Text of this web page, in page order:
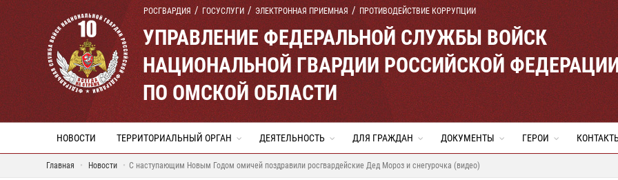
РОСГВАРДИЯ ГОСУСЛУГИ ЭЛЕКТРОННАЯ ПРИЕМНАЯ ПРОТИВОДЕЙСТВИЕ КОРРУПЦИИ
УПРАВЛЕНИЕ ФЕДЕРАЛЬНОЙ СЛУЖБЫ ВОЙСК
НАЦИОНАЛЬНОЙ ГВАРДИИ РОССИЙСКОЙ
ПО ОМСКОЙ ОБЛАСТИ
НОВОСТИ ТЕРРИТОРИАЛЬНЫЙ ОРГАН ДЕЯТЕЛЬНОСТЬ ДЛЯ ГРАЖДАН ДОКУМЕНТЫ ГЕРОИ
Главная Новости С наступающим Новым Годом омичей поздравили росгвардейские Дед Мороз и снегурочка (видео)